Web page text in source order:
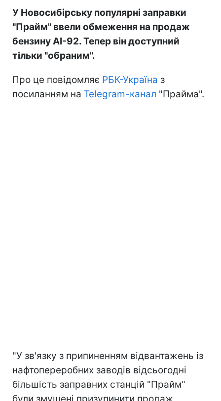
У Новосибірську популярні заправки
"Прайм" ввели обмеження на продаж
бензину АІ-92. Тепер він доступний
тільки "обраним".
Про це повідомляє РБК-Україна з
посиланням на Telegram-канал "Прайма".
"У зв'язку з припиненням відвантажень із
нафтопереробних заводів відсьогодні
більшість заправних станцій "Прайм"